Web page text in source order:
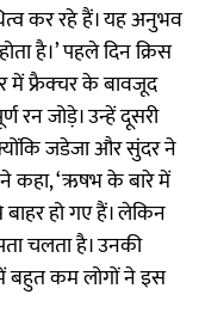
कर रहे हैं। यह अनुभव
है।’ पहले दिन क्रिस
में फ्रैक्चर के बावजूद
रन जोड़े। उन्हें दूसरी
जडेजा और सुंदर ने
कहा, ‘ऋषभ के बारे में
हो गए हैं। लेकिन
चलता है। उनकी
बहुत कम लोगों ने इस